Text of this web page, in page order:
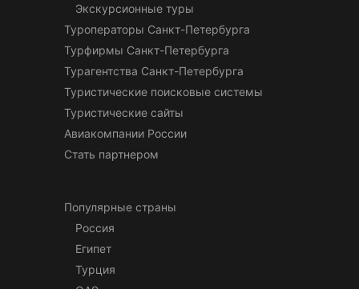
Экскурсионные туры
Туроператоры Санкт-Петербурга
Турфирмы Санкт-Петербурга
Турагентства Санкт-Петербурга
Туристические поисковые системы
Туристические сайты
Авиакомпании России
Стать партнером
Популярные страны
Россия
Египет
Турция